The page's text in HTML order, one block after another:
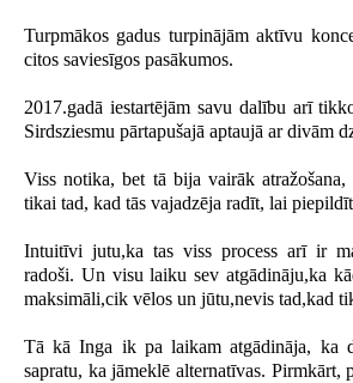
Turpmākos gadus turpinājām aktīvu
citos saviesīgos pasākumos.
2017.gadā iestartējām savu dalību arī
Sirdsziesmu pārtapušajā aptaujā ar divām
Viss notika, bet tā bija vairāk atražošana,
tikai tad, kad tās vajadzēja radīt, lai
Intuitīvi jutu,ka tas viss process arī ir
radoši. Un visu laiku sev atgādināju,ka
maksimāli,cik vēlos un jūtu,nevis tad,kad
Tā kā Inga ik pa laikam atgādināja, ka
sapratu, ka jāmeklē alternatīvas. Pirmkārt,